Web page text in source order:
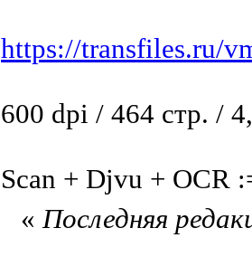
https://transfiles.ru/
600 dpi / 464 стр. /
Scan + Djvu + OCR
«Последняя